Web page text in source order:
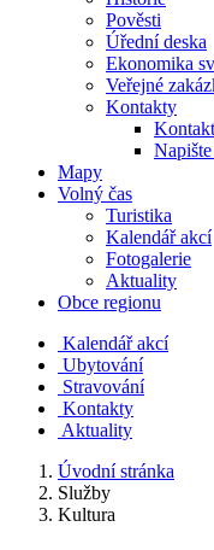
Pověsti
Úřední deska
Ekonomika
Veřejné
Kontakty
Kontakt
Mapy
Volný čas
Turistika
Kalendář akcí
Fotogalerie
Aktuality
Obce regionu
Kalendář akcí
Ubytování
Stravování
Kontakty
Aktuality
Úvodní stránka
Služby
Kultura